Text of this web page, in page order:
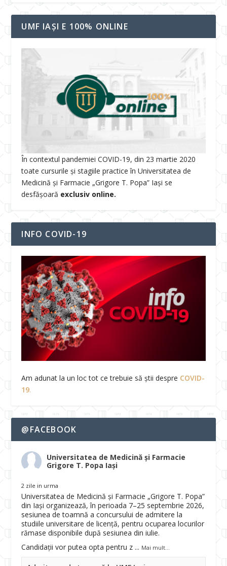
UMF IAȘI E 100% ONLINE
În contextul pandemiei COVID-19, din 23 martie 2020
toate cursurile și stagiile practice în Universitatea de
Medicină și Farmacie „Grigore T. Popa” Iași se
desfășoară exclusiv online.
INFO COVID-19
Am adunat la un loc tot ce trebuie să știi despre COVID-
19.
@FACEBOOK
Universitatea de Medicină și Farmacie
Grigore T. Popa Iași
2 zile in urma
Universitatea de Medicină și Farmacie „Grigore T. Popa”
din Iași organizează, în perioada 7–25 septembrie 2026,
sesiunea de toamnă a concursului de admitere la
studiile universitare de licență, pentru ocuparea locurilor
rămase disponibile după sesiunea din iulie.
Candidații vor putea opta pentru z ... Mai mult...